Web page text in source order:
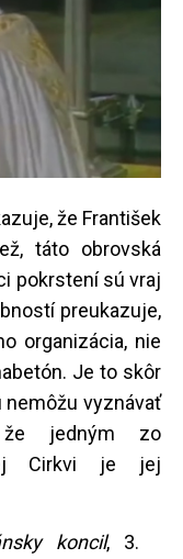
že František
táto obrovská
pokrstení sú vraj
preukazuje,
organizácia, nie
Je to skôr
nemôžu vyznávať
že jedným zo
Cirkvi je jej
koncil, 3.